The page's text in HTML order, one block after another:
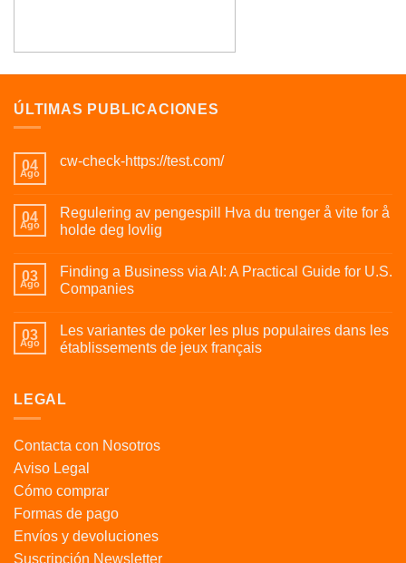
ÚLTIMAS PUBLICACIONES
04
Ago
cw-check-https://test.com/
04
Ago
Regulering av pengespill Hva du trenger å vite for å
holde deg lovlig
03
Ago
Finding a Business via AI: A Practical Guide for U.S.
Companies
03
Ago
Les variantes de poker les plus populaires dans les
établissements de jeux français
LEGAL
Contacta con Nosotros
Aviso Legal
Cómo comprar
Formas de pago
Envíos y devoluciones
Suscripción Newsletter